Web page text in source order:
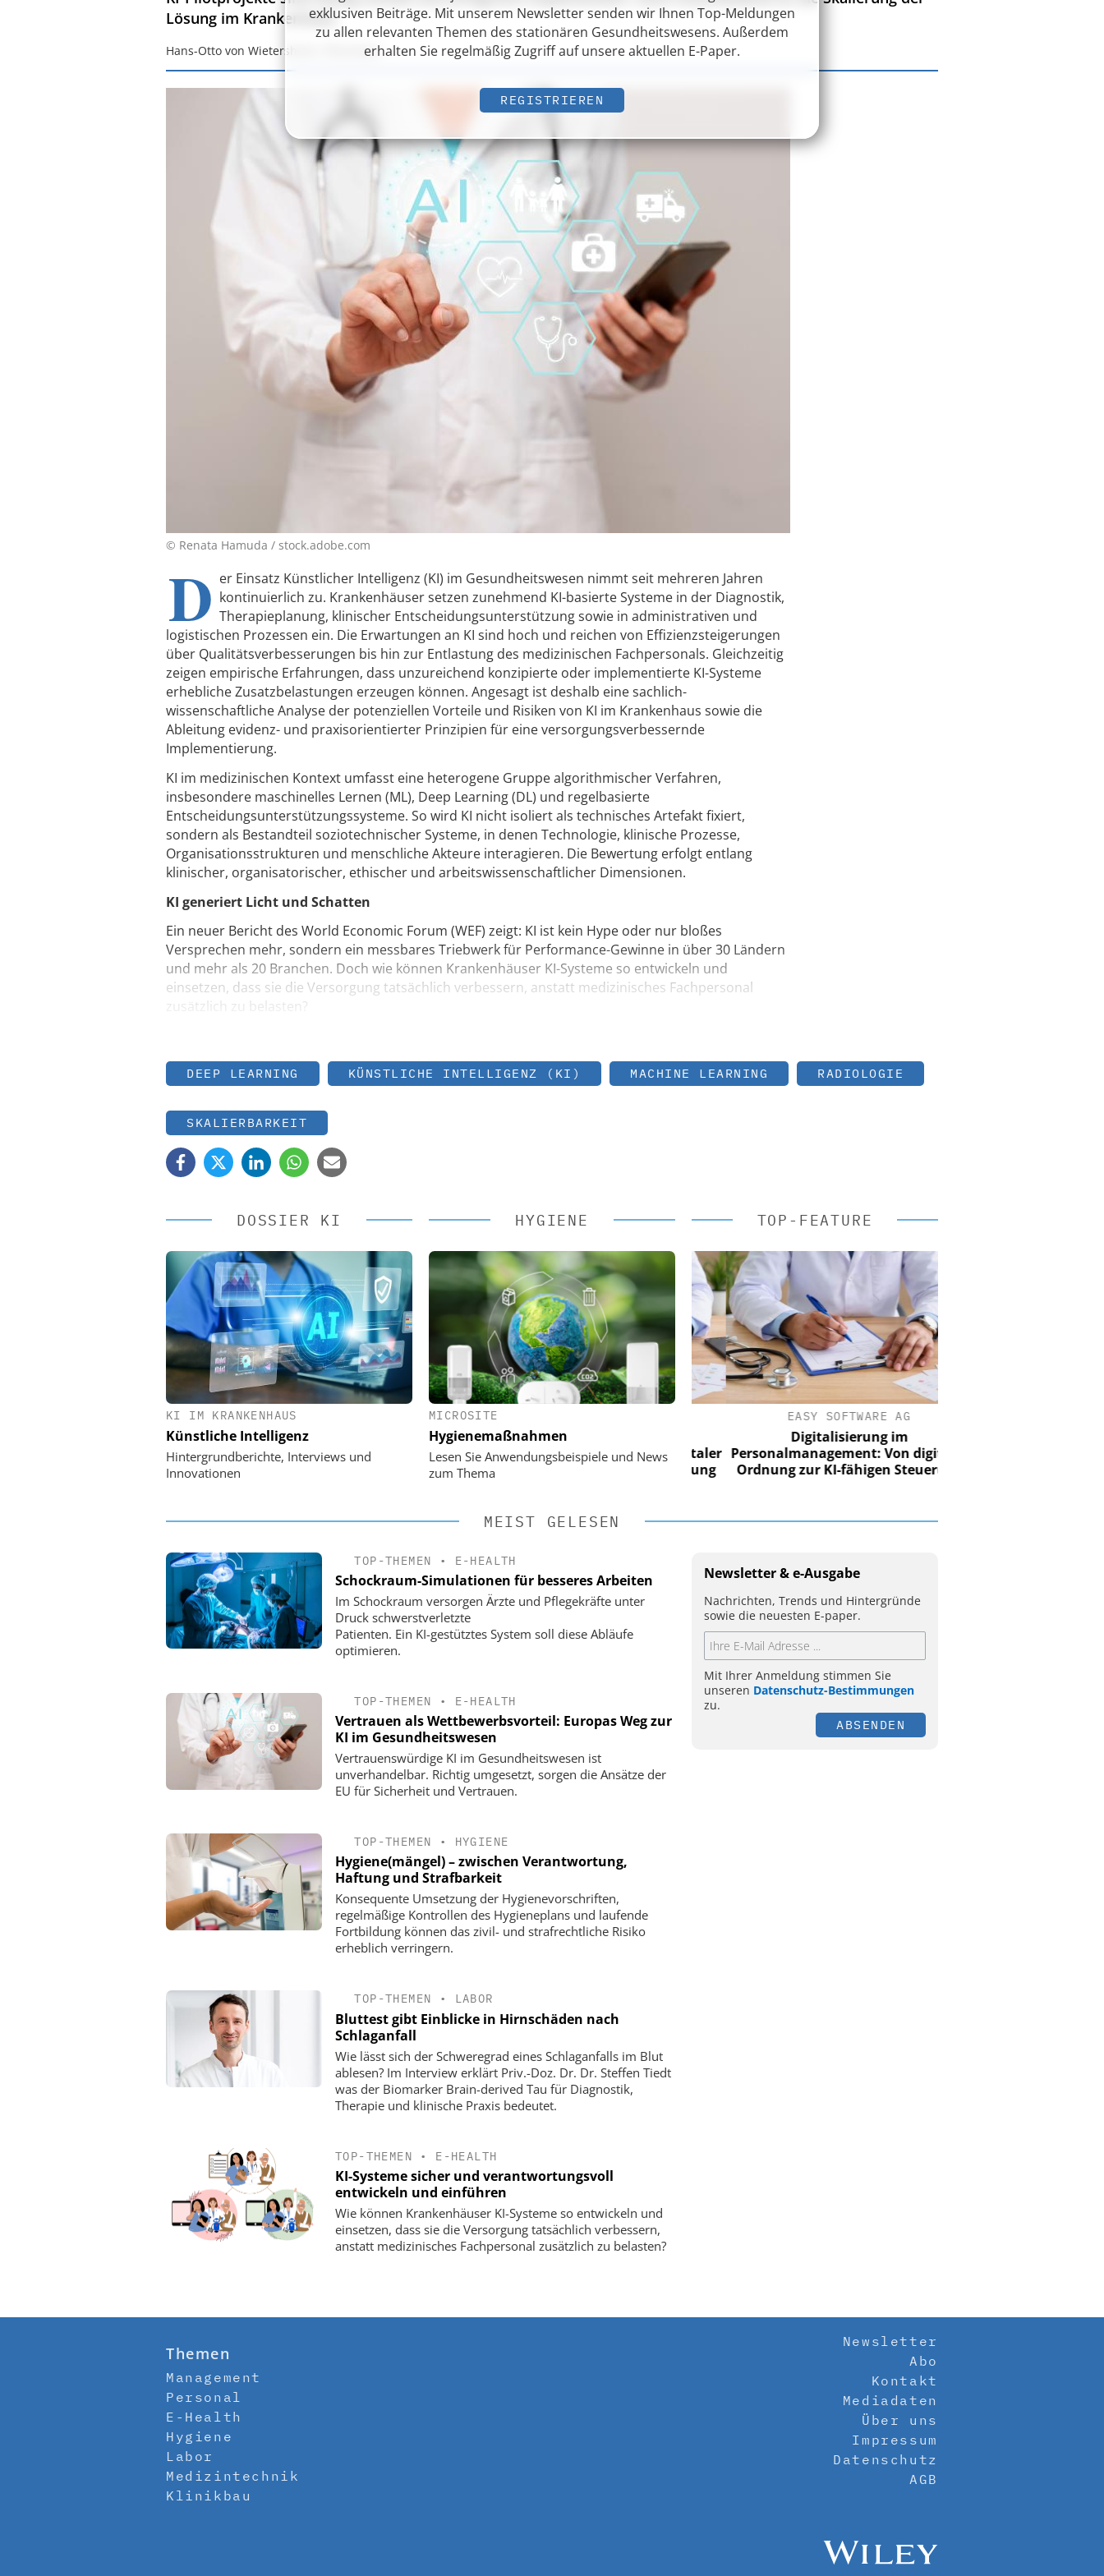
Lösung im Krankenhaus.
Hans-Otto von Wietersheim, Pforzheim
© Renata Hamuda / stock.adobe.com
D er Einsatz Künstlicher Intelligenz (KI) im Gesundheitswesen nimmt seit mehreren Jahren
kontinuierlich zu. Krankenhäuser setzen zunehmend KI-basierte Systeme in der Diagnostik,
Therapieplanung, klinischer Entscheidungsunterstützung sowie in administrativen und
logistischen Prozessen ein. Die Erwartungen an KI sind hoch und reichen von Effizienzsteigerungen
über Qualitätsverbesserungen bis hin zur Entlastung des medizinischen Fachpersonals. Gleichzeitig
zeigen empirische Erfahrungen, dass unzureichend konzipierte oder implementierte KI-Systeme
erhebliche Zusatzbelastungen erzeugen können. Angesagt ist deshalb eine sachlich-
wissenschaftliche Analyse der potenziellen Vorteile und Risiken von KI im Krankenhaus sowie die
Ableitung evidenz- und praxisorientierter Prinzipien für eine versorgungsverbessernde
Implementierung.
KI im medizinischen Kontext umfasst eine heterogene Gruppe algorithmischer Verfahren,
insbesondere maschinelles Lernen (ML), Deep Learning (DL) und regelbasierte
Entscheidungsunterstützungssysteme. So wird KI nicht isoliert als technisches Artefakt fixiert,
sondern als Bestandteil soziotechnischer Systeme, in denen Technologie, klinische Prozesse,
Organisationsstrukturen und menschliche Akteure interagieren. Die Bewertung erfolgt entlang
klinischer, organisatorischer, ethischer und arbeitswissenschaftlicher Dimensionen.
KI generiert Licht und Schatten
Ein neuer Bericht des World Economic Forum (WEF) zeigt: KI ist kein Hype oder nur bloßes
Versprechen mehr, sondern ein messbares Triebwerk für Performance-Gewinne in über 30 Ländern
und mehr als 20 Branchen. Doch wie können Krankenhäuser KI-Systeme so entwickeln und
einsetzen, dass sie die Versorgung tatsächlich verbessern, anstatt medizinisches Fachpersonal
zusätzlich zu belasten?
exklusiven Beiträge. Mit unserem Newsletter senden wir Ihnen Top-Meldungen
zu allen relevanten Themen des stationären Gesundheitswesens. Außerdem
erhalten Sie regelmäßig Zugriff auf unsere aktuellen E-Paper.
REGISTRIEREN
DEEP LEARNING KÜNSTLICHE INTELLIGENZ (KI) MACHINE LEARNING RADIOLOGIE
SKALIERBARKEIT
DOSSIER KI
KI IM KRANKENHAUS
Künstliche Intelligenz
Hintergrundberichte, Interviews und
Innovationen
HYGIENE
MICROSITE
Hygienemaßnahmen
Lesen Sie Anwendungsbeispiele und News
zum Thema
TOP-FEATURE
EASY SOFTWARE AG
Digitalisierung im
Personalmanagement: Von digitaler
Ordnung zur KI-fähigen Steuerung
Digitalisierung im
Personalmanagement: Von digitaler
Ordnung zur KI-fähigen Steuerung
EASY SOFTWARE AG
Digitalisierung im
Personalmanagement: Von digitaler
Ordnung zur KI-fähigen Steuerung
MEIST GELESEN
TOP-THEMEN • E-HEALTH
Schockraum-Simulationen für besseres Arbeiten
Im Schockraum versorgen Ärzte und Pflegekräfte unter
Druck schwerstverletzte
Patienten. Ein KI-gestütztes System soll diese Abläufe
optimieren.
TOP-THEMEN • E-HEALTH
Vertrauen als Wettbewerbsvorteil: Europas Weg zur
KI im Gesundheitswesen
Vertrauenswürdige KI im Gesundheitswesen ist
unverhandelbar. Richtig umgesetzt, sorgen die Ansätze der
EU für Sicherheit und Vertrauen.
TOP-THEMEN • HYGIENE
Hygiene(mängel) – zwischen Verantwortung,
Haftung und Strafbarkeit
Konsequente Umsetzung der Hygienevorschriften,
regelmäßige Kontrollen des Hygieneplans und laufende
Fortbildung können das zivil- und strafrechtliche Risiko
erheblich verringern.
TOP-THEMEN • LABOR
Bluttest gibt Einblicke in Hirnschäden nach
Schlaganfall
Wie lässt sich der Schweregrad eines Schlaganfalls im Blut
ablesen? Im Interview erklärt Priv.-Doz. Dr. Dr. Steffen Tiedt
was der Biomarker Brain-derived Tau für Diagnostik,
Therapie und klinische Praxis bedeutet.
TOP-THEMEN • E-HEALTH
KI-Systeme sicher und verantwortungsvoll
entwickeln und einführen
Wie können Krankenhäuser KI-Systeme so entwickeln und
einsetzen, dass sie die Versorgung tatsächlich verbessern,
anstatt medizinisches Fachpersonal zusätzlich zu belasten?
Newsletter & e-Ausgabe
Nachrichten, Trends und Hintergründe
sowie die neuesten E-paper.
Mit Ihrer Anmeldung stimmen Sie
unseren Datenschutz-Bestimmungen
zu.
ABSENDEN
Themen
Management
Personal
E-Health
Hygiene
Labor
Medizintechnik
Klinikbau
Newsletter
Abo
Kontakt
Mediadaten
Über uns
Impressum
Datenschutz
AGB